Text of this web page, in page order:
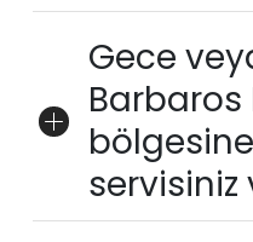
Gece
servisiniz